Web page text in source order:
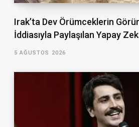
Irak’ta Dev Örümceklerin
İddiasıyla Paylaşılan Yapay
5 AĞUSTOS 2026